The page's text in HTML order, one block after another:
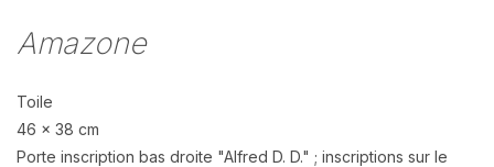
Amazone
Toile
46 x 38 cm
Porte inscription bas droite "Alfred D. D." ; inscriptions sur le